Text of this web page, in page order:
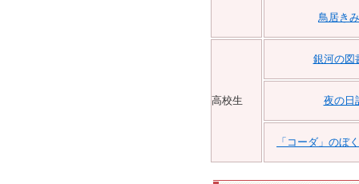
鳥居き
高校生
銀河の図
夜の日
「コーダ」のぼ